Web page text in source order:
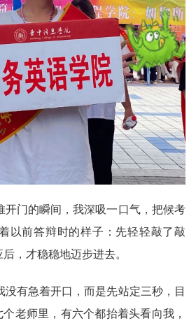
开门的瞬间，我深吸一口气，把候考
以前答辩时的样子：先轻轻敲了敲
后，才稳稳地迈步进去。
没有急着开口，而是先站定三秒，目
个老师里，有六个都抬着头看向我，